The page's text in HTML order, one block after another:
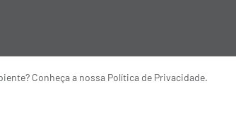
Conheça a nossa Política de Privacidade.